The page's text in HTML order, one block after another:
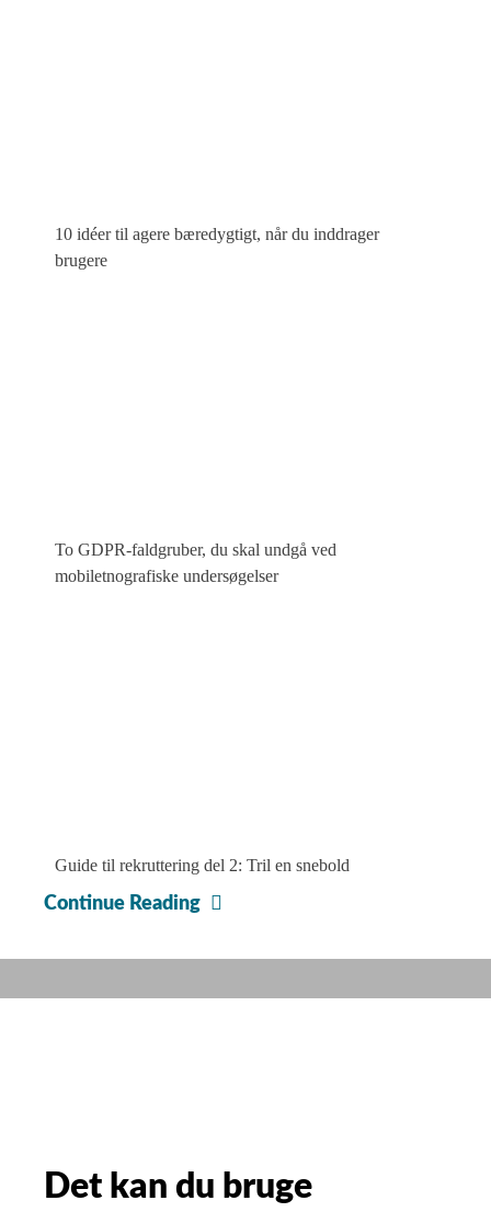
10 idéer til agere bæredygtigt, når du inddrager
brugere
To GDPR-faldgruber, du skal undgå ved
mobiletnografiske undersøgelser
Guide til rekruttering del 2: Tril en snebold
Continue Reading
design:
vigtigt,
og
Det kan du bruge